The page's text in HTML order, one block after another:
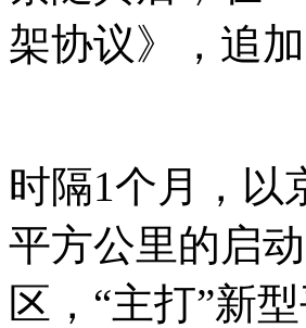
架协议》，追
时隔1个月，以
平方公里的启
区，“主打”新